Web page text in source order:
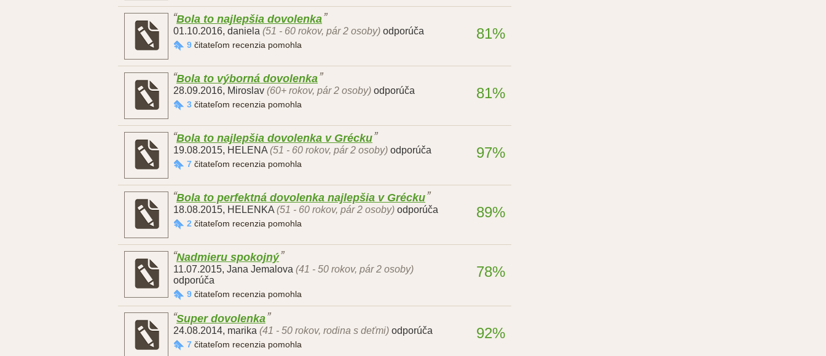
Bola to najlepšia dovolenka
01.10.2016, daniela (51 - 60 rokov, pár 2 osoby) odporúča
9 čitateľom recenzia pomohla
81%
Bola to výborná dovolenka
28.09.2016, Miroslav (60+ rokov, pár 2 osoby) odporúča
3 čitateľom recenzia pomohla
81%
Bola to najlepšia dovolenka v Grécku
19.08.2015, HELENA (51 - 60 rokov, pár 2 osoby) odporúča
7 čitateľom recenzia pomohla
97%
Bola to perfektná dovolenka najlepšia v Grécku
18.08.2015, HELENKA (51 - 60 rokov, pár 2 osoby) odporúča
2 čitateľom recenzia pomohla
89%
Nadmieru spokojný
11.07.2015, Jana Jemalova (41 - 50 rokov, pár 2 osoby)
odporúča
9 čitateľom recenzia pomohla
78%
Super dovolenka
24.08.2014, marika (41 - 50 rokov, rodina s deťmi) odporúča
7 čitateľom recenzia pomohla
92%